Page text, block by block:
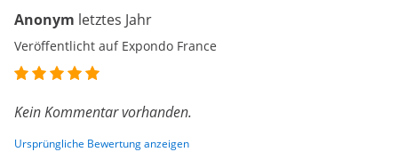
Anonym letztes Jahr
Veröffentlicht auf Expondo France
Kein Kommentar vorhanden.
Ursprüngliche Bewertung anzeigen